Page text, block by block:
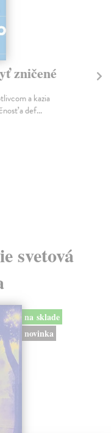
zničené
a kazia
a def...
svetová
na sklade
novinka